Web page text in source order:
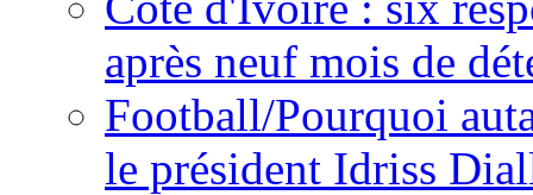
après neuf mois de
Football/Pourquoi
le président Idriss